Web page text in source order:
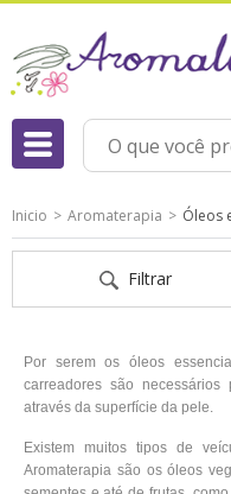
Filtrar
Inicio Aromaterapia Óleos
Por serem os óleos
carreadores são
através da superfície da pele.
Existem muitos tipos de
Aromaterapia são os óleos